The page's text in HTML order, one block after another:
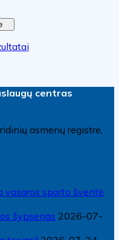
centras
asmenų registre,
vasaros sporto šventė
šypsenas 2026-07-